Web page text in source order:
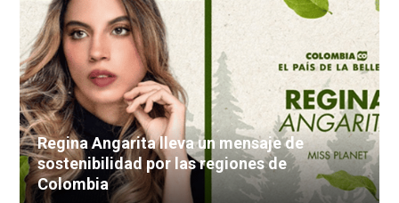
Regina Angarita lleva un mensaje de
sostenibilidad por las regiones de
Colombia